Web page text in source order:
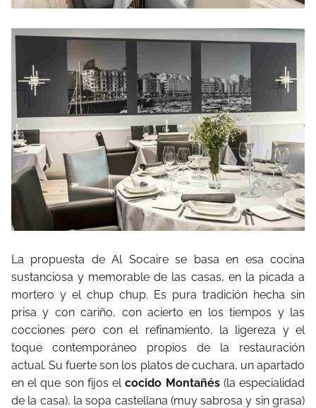
La propuesta de Al Socaire se basa en esa cocina
sustanciosa y memorable de las casas, en la picada a
mortero y el chup chup. Es pura tradición hecha sin
prisa y con cariño, con acierto en los tiempos y las
cocciones pero con el refinamiento, la ligereza y el
toque contemporáneo propios de la restauración
actual. Su fuerte son los platos de cuchara, un apartado
en el que son fijos elcocido Montañés(la especialidad
de la casa), la sopa castellana (muy sabrosa y sin grasa)